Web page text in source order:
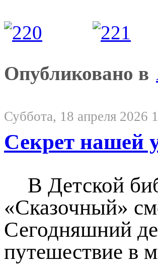
Опубликовано в
Суббота, 18 апреля 2026
Секрет нашей
В Детской
«Сказочный»
Сегодняшний
путешествие в